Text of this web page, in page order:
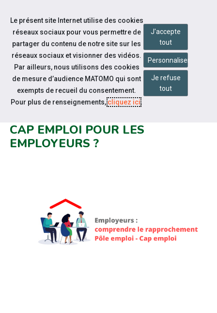
Aller au contenu
Nos actualités
QUE CHANGE LE
CAP EMPLOI POUR LES
EMPLOYEURS ?
Le présent site Internet utilise des cookies
réseaux sociaux pour vous permettre de
partager du contenu de notre site sur les
réseaux sociaux et visionner des vidéos.
Par ailleurs, nous utilisons des cookies
de mesure d’audience MATOMO qui sont
exempts de recueil du consentement.
Pour plus de renseignements,cliquez ici.
J'accepte
tout
Personnaliser
Je refuse
tout